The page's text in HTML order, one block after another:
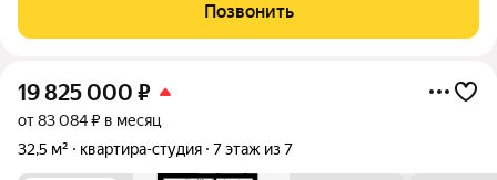
Позвонить
19 825 000 ₽
от 83 084 ₽ в месяц
32,5 м²
квартира-студия 7 этаж из 7